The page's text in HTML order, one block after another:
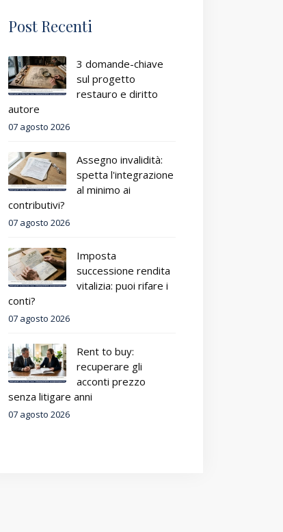
Post Recenti
3 domande-chiave
sul progetto
restauro e diritto
autore
07 agosto 2026
Assegno invalidità:
spetta l'integrazione
al minimo ai
contributivi?
07 agosto 2026
Imposta
successione rendita
vitalizia: puoi rifare i
conti?
07 agosto 2026
Rent to buy:
recuperare gli
acconti prezzo
senza litigare anni
07 agosto 2026